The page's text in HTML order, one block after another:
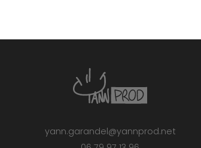
yann.garandel@yannprod.net